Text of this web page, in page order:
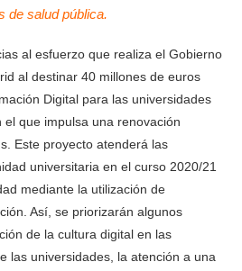
de salud pública.
al esfuerzo que realiza el Gobierno
al destinar 40 millones de euros
Digital para las universidades
que impulsa una renovación
Este proyecto atenderá las
universitaria en el curso 2020/21
mediante la utilización de
Así, se priorizarán algunos
de la cultura digital en las
las universidades, la atención a una